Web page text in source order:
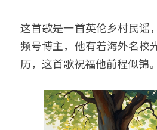
这首歌是一首英伦乡村民谣
频号博主，他有着海外名校
历，这首歌祝福他前程似锦。